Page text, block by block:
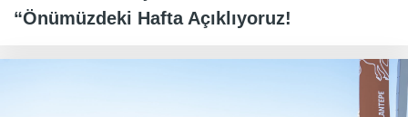
“Önümüzdeki Hafta Açıklıyoruz!